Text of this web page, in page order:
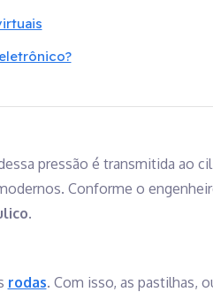
pressão é transmitida ao
Conforme o
.
rodas. Com isso, as pastilhas,